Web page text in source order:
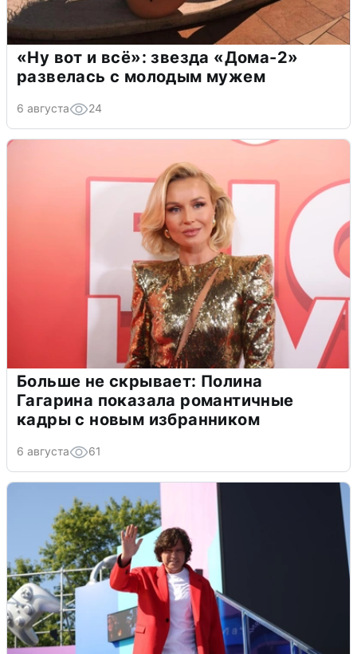
«Ну вот и всё»: звезда «Дома-2»
развелась с молодым мужем
6 августа 24
Больше не скрывает: Полина
Гагарина показала романтичные
кадры с новым избранником
6 августа 61